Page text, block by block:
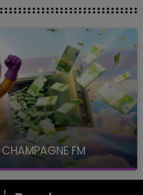
FM
FM, à 8H10